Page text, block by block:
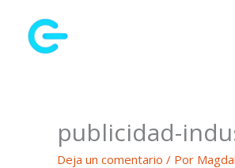
contenido
publicidad-
Deja un comentario / Por